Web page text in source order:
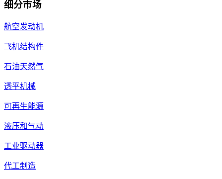
细分市场
航空发动机
飞机结构件
石油天然气
透平机械
可再生能源
液压和气动
工业驱动器
代工制造